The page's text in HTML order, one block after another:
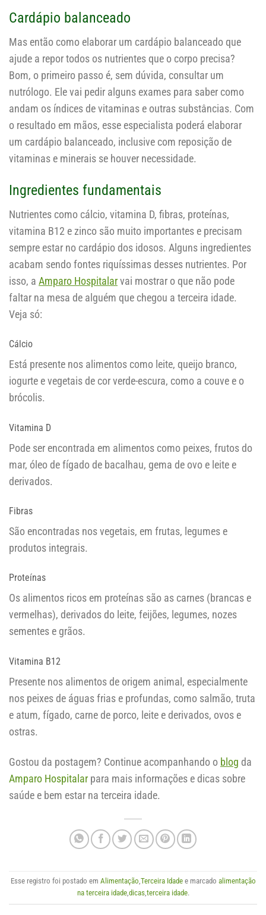
Cardápio balanceado
Mas então como elaborar um cardápio balanceado que
ajude a repor todos os nutrientes que o corpo precisa?
Bom, o primeiro passo é, sem dúvida, consultar um
nutrólogo. Ele vai pedir alguns exames para saber como
andam os índices de vitaminas e outras substâncias. Com
o resultado em mãos, esse especialista poderá elaborar
um cardápio balanceado, inclusive com reposição de
vitaminas e minerais se houver necessidade.
Ingredientes fundamentais
Nutrientes como cálcio, vitamina D, fibras, proteínas,
vitamina B12 e zinco são muito importantes e precisam
sempre estar no cardápio dos idosos. Alguns ingredientes
acabam sendo fontes riquíssimas desses nutrientes. Por
isso, a Amparo Hospitalarvai mostrar o que não pode
faltar na mesa de alguém que chegou a terceira idade.
Veja só:
Cálcio
Está presente nos alimentos como leite, queijo branco,
iogurte e vegetais de cor verde-escura, como a couve e o
brócolis.
Vitamina D
Pode ser encontrada em alimentos como peixes, frutos do
mar, óleo de fígado de bacalhau, gema de ovo e leite e
derivados.
Fibras
São encontradas nos vegetais, em frutas, legumes e
produtos integrais.
Proteínas
Os alimentos ricos em proteínas são as carnes (brancas e
vermelhas), derivados do leite, feijões, legumes, nozes
sementes e grãos.
Vitamina B12
Presente nos alimentos de origem animal, especialmente
nos peixes de águas frias e profundas, como salmão, truta
e atum, fígado, carne de porco, leite e derivados, ovos e
ostras.
Gostou da postagem? Continue acompanhando o blog da
Amparo Hospitalar para mais informações e dicas sobre
saúde e bem estar na terceira idade.
Esse registro foi postado em Alimentação,Terceira Idadee marcado alimentação
na terceira idade,dicas,terceira idade.